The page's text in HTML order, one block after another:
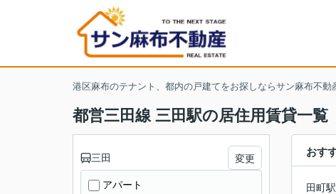
港区麻布のテナント、都内の戸建てをお探しならサン麻布不動
都営三田線 三田駅の居住用賃貸一覧
おす
田町駅
三田 変更
アパート